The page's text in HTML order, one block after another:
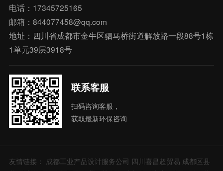
电话：17345725165
邮箱：844077458@qq.com
地址：四川省成都市金牛区驷马桥街道解放路一段88号1栋
1单元39层3918号
联系客服
扫码咨询客服，
获取最新环保咨询
友情链接： 成都工业产品设计服务公司 四川喜昌超贸易 成都区县